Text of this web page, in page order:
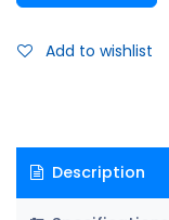
Add to wishlist
Description